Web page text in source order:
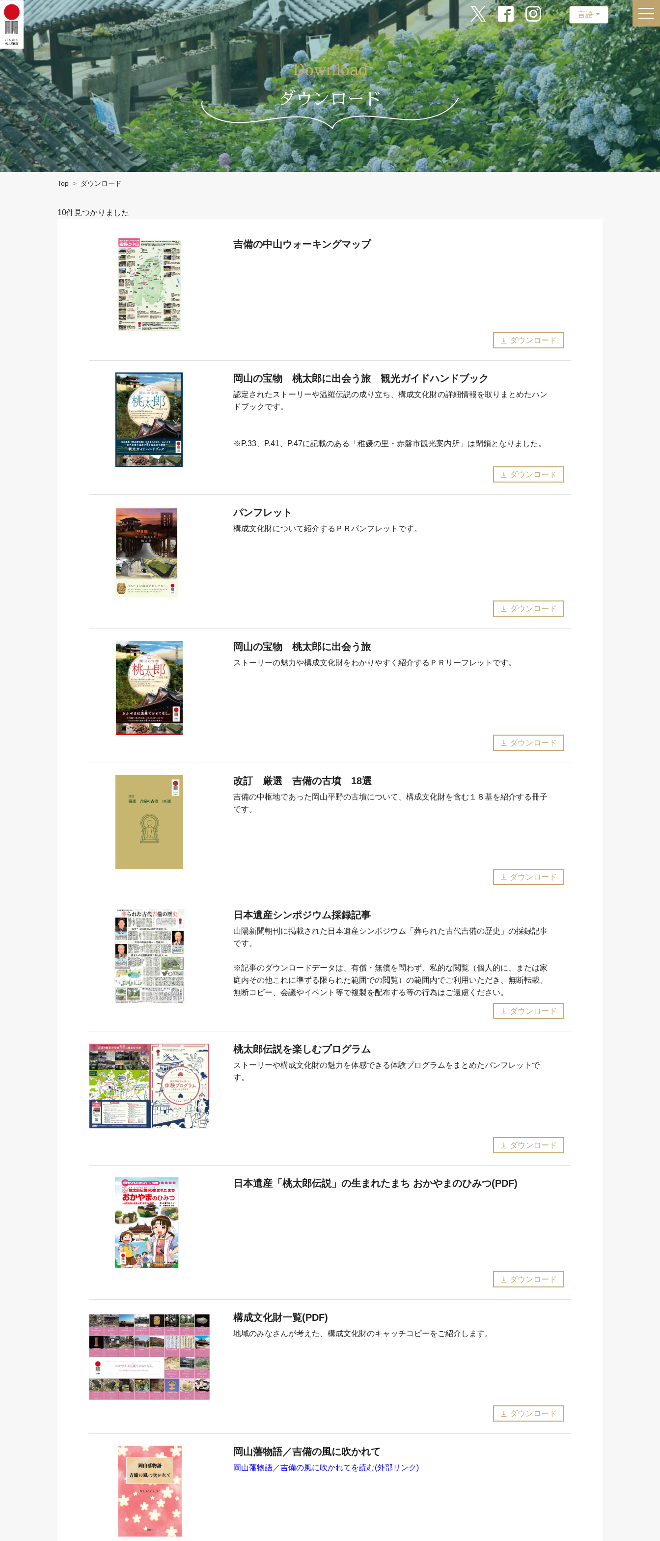
言語
Download
ダウンロード
Top ダウンロード
10件見つかりました
吉備の中山ウォーキングマップ
vertical_align_bottom ダウンロード
岡山の宝物 桃太郎に出会う旅 観光ガイドハンドブック
認定されたストーリーや温羅伝説の成り立ち、構成文化財の詳細情報を取りまとめたハン
ドブックです。
※P.33、P.41、P.47に記載のある「稚媛の里・赤磐市観光案内所」は閉鎖となりました。
vertical_align_bottom ダウンロード
パンフレット
構成文化財について紹介するＰＲパンフレットです。
vertical_align_bottom ダウンロード
岡山の宝物 桃太郎に出会う旅
ストーリーの魅力や構成文化財をわかりやすく紹介するＰＲリーフレットです。
vertical_align_bottom ダウンロード
改訂 厳選 吉備の古墳 18選
吉備の中枢地であった岡山平野の古墳について、構成文化財を含む１８基を紹介する冊子
です。
vertical_align_bottom ダウンロード
日本遺産シンポジウム採録記事
山陽新聞朝刊に掲載された日本遺産シンポジウム「葬られた古代吉備の歴史」の採録記事
です。
※記事のダウンロードデータは、有償・無償を問わず、私的な閲覧（個人的に、または家
庭内その他これに準ずる限られた範囲での閲覧）の範囲内でご利用いただき、無断転載、
無断コピー、会議やイベント等で複製を配布する等の行為はご遠慮ください。
vertical_align_bottom ダウンロード
桃太郎伝説を楽しむプログラム
ストーリーや構成文化財の魅力を体感できる体験プログラムをまとめたパンフレットで
す。
vertical_align_bottom ダウンロード
日本遺産「桃太郎伝説」の生まれたまち おかやまのひみつ(PDF)
vertical_align_bottom ダウンロード
構成文化財一覧(PDF)
地域のみなさんが考えた、構成文化財のキャッチコピーをご紹介します。
vertical_align_bottom ダウンロード
岡山藩物語／吉備の風に吹かれて
岡山藩物語／吉備の風に吹かれてを読む(外部リンク)